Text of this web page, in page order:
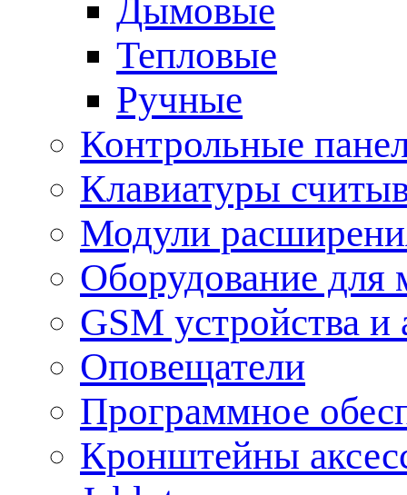
Дымовые
Тепловые
Ручные
Контрольные
Клавиатуры
Модули
Оборудование для
GSM устройства и
Оповещатели
Программное
Кронштейны